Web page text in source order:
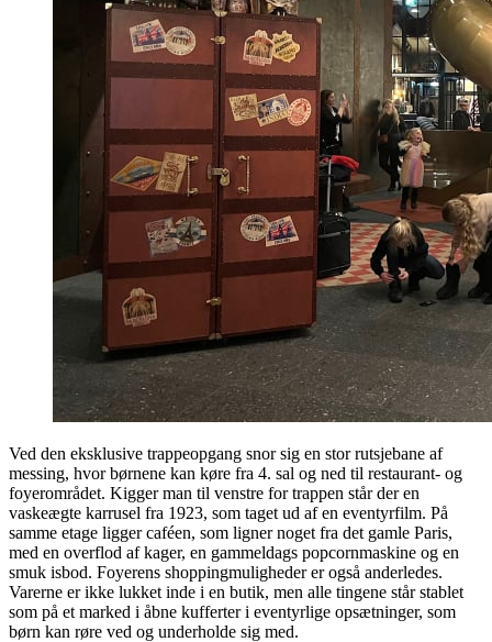
Ved den eksklusive trappeopgang snor sig en stor rutsjebane af
messing, hvor børnene kan køre fra 4. sal og ned til restaurant- og
foyerområdet. Kigger man til venstre for trappen står der en
vaskeægte karrusel fra 1923, som taget ud af en eventyrfilm. På
samme etage ligger caféen, som ligner noget fra det gamle Paris,
med en overflod af kager, en gammeldags popcornmaskine og en
smuk isbod. Foyerens shoppingmuligheder er også anderledes.
Varerne er ikke lukket inde i en butik, men alle tingene står stablet
som på et marked i åbne kufferter i eventyrlige opsætninger, som
børn kan røre ved og underholde sig med.